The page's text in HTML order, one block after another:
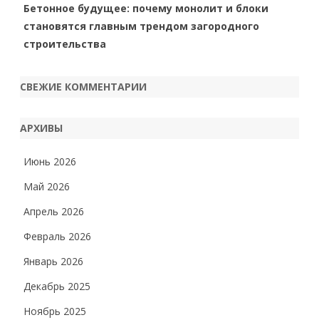
Бетонное будущее: почему монолит и блоки
становятся главным трендом загородного
строительства
СВЕЖИЕ КОММЕНТАРИИ
АРХИВЫ
Июнь 2026
Май 2026
Апрель 2026
Февраль 2026
Январь 2026
Декабрь 2025
Ноябрь 2025